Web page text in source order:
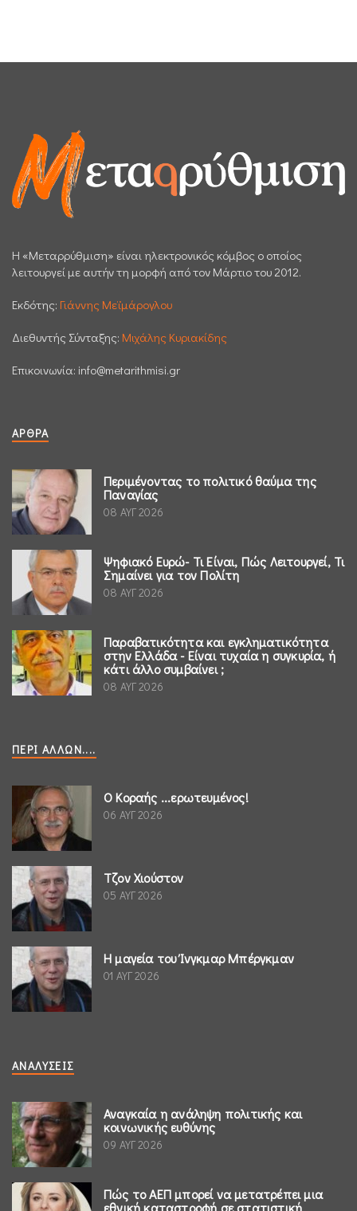
H «Μεταρρύθμιση» είναι ηλεκτρονικός κόμβος ο οποίος
λειτουργεί με αυτήν τη μορφή από τον Μάρτιο του 2012.
Εκδότης: Γιάννης Μεϊμάρογλου
Διεθυντής Σύνταξης: Μιχάλης Κυριακίδης
Επικοινωνία: info@metarithmisi.gr
ΆΡΘΡΑ
Περιμένοντας το πολιτικό θαύμα της
Παναγίας
08 ΑΥΓ 2026
Ψηφιακό Ευρώ- Τι Είναι, Πώς Λειτουργεί, Τι
Σημαίνει για τον Πολίτη
08 ΑΥΓ 2026
Παραβατικότητα και εγκληματικότητα
στην Ελλάδα - Είναι τυχαία η συγκυρία, ή
κάτι άλλο συμβαίνει ;
08 ΑΥΓ 2026
ΠΕΡΊ ΆΛΛΩΝ....
Ο Κοραής ...ερωτευμένος!
06 ΑΥΓ 2026
Τζον Χιούστον
05 ΑΥΓ 2026
Η μαγεία του Ίνγκμαρ Μπέργκμαν
01 ΑΥΓ 2026
ΑΝΑΛΎΣΕΙΣ
Αναγκαία η ανάληψη πολιτικής και
κοινωνικής ευθύνης
09 ΑΥΓ 2026
Πώς το ΑΕΠ μπορεί να μετατρέπει μια
εθνική καταστροφή σε στατιστική